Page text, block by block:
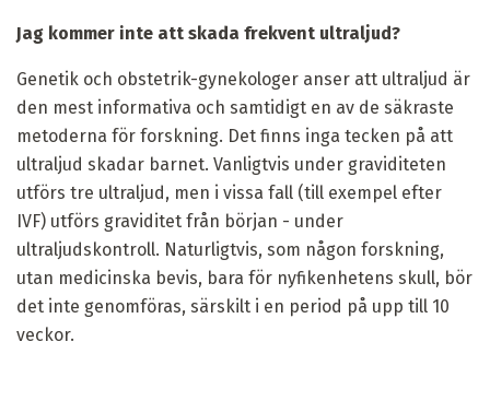
Jag kommer inte att skada frekvent ultraljud?
Genetik och obstetrik-gynekologer anser att ultraljud är
den mest informativa och samtidigt en av de säkraste
metoderna för forskning. Det finns inga tecken på att
ultraljud skadar barnet. Vanligtvis under graviditeten
utförs tre ultraljud, men i vissa fall (till exempel efter
IVF) utförs graviditet från början - under
ultraljudskontroll. Naturligtvis, som någon forskning,
utan medicinska bevis, bara för nyfikenhetens skull, bör
det inte genomföras, särskilt i en period på upp till 10
veckor.